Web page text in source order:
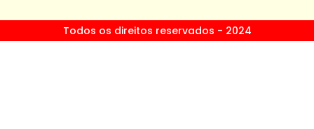
Todos os direitos reservados - 2024